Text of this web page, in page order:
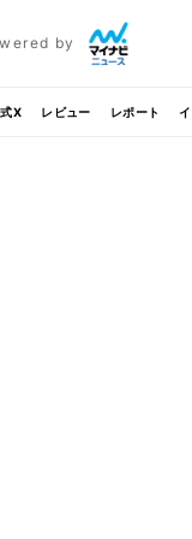
by
X レビュー レポート